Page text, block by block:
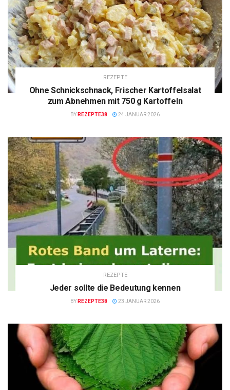
REZEPTE
Ohne Schnickschnack, Frischer Kartoffelsalat
zum Abnehmen mit 750 g Kartoffeln
BY REZEPTE38 24 JANUAR 2026
REZEPTE
Jeder sollte die Bedeutung kennen
BY REZEPTE38 23 JANUAR 2026